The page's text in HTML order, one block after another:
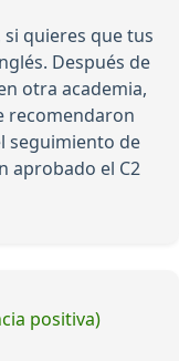
quieres que tus
Después de
otra academia,
recomendaron
seguimiento de
aprobado el C2
positiva)